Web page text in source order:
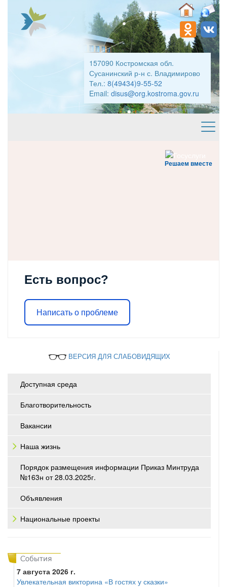
157090 Костромская обл.
Сусанинский р-н с. Владимирово
Тел.: 8(49434)9-55-52
Email: disus@org.kostroma.gov.ru
Решаем вместе
Есть вопрос?
Написать о проблеме
ВЕРСИЯ ДЛЯ СЛАБОВИДЯЩИХ
Доступная среда
Благотворительность
Вакансии
Наша жизнь
Порядок размещения информации Приказ Минтруда
№163н от 28.03.2025г.
Объявления
Национальные проекты
7 августа 2026 г.
Увлекательная викторина «В гостях у сказки»